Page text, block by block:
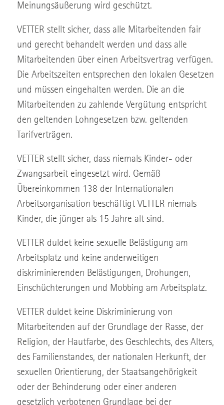
Meinungsäußerung wird geschützt.
VETTER stellt sicher, dass alle Mitarbeitenden fair
und gerecht behandelt werden und dass alle
Mitarbeitenden über einen Arbeitsvertrag verfügen.
Die Arbeitszeiten entsprechen den lokalen Gesetzen
und müssen eingehalten werden. Die an die
Mitarbeitenden zu zahlende Vergütung entspricht
den geltenden Lohngesetzen bzw. geltenden
Tarifverträgen.
VETTER stellt sicher, dass niemals Kinder- oder
Zwangsarbeit eingesetzt wird. Gemäß
Übereinkommen 138 der Internationalen
Arbeitsorganisation beschäftigt VETTER niemals
Kinder, die jünger als 15 Jahre alt sind.
VETTER duldet keine sexuelle Belästigung am
Arbeitsplatz und keine anderweitigen
diskriminierenden Belästigungen, Drohungen,
Einschüchterungen und Mobbing am Arbeitsplatz.
VETTER duldet keine Diskriminierung von
Mitarbeitenden auf der Grundlage der Rasse, der
Religion, der Hautfarbe, des Geschlechts, des Alters,
des Familienstandes, der nationalen Herkunft, der
sexuellen Orientierung, der Staatsangehörigkeit
oder der Behinderung oder einer anderen
gesetzlich verbotenen Grundlage bei der